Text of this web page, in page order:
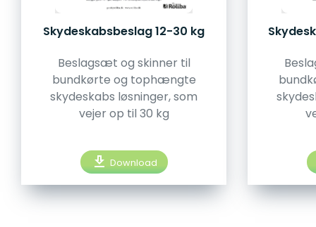
Skydeskabsbeslag 12-30 kg
Beslagsæt og skinner til
bundkørte og tophængte
skydeskabs løsninger, som
vejer op til 30 kg
download Download